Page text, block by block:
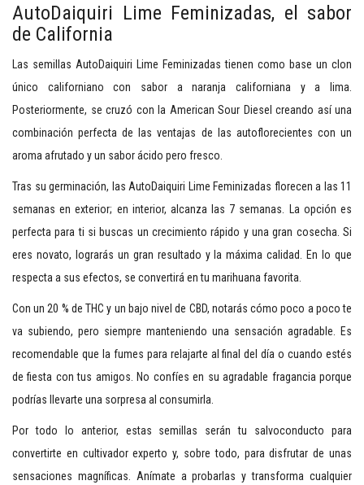
AutoDaiquiri Lime Feminizadas, el sabor
de California
Las semillas AutoDaiquiri Lime Feminizadas tienen como base un clon
único californiano con sabor a naranja californiana y a lima.
Posteriormente, se cruzó con la American Sour Diesel creando así una
combinación perfecta de las ventajas de las autoflorecientes con un
aroma afrutado y un sabor ácido pero fresco.
Tras su germinación, las AutoDaiquiri Lime Feminizadas florecen a las 11
semanas en exterior; en interior, alcanza las 7 semanas. La opción es
perfecta para ti si buscas un crecimiento rápido y una gran cosecha. Si
eres novato, lograrás un gran resultado y la máxima calidad. En lo que
respecta a sus efectos, se convertirá en tu marihuana favorita.
Con un 20 % de THC y un bajo nivel de CBD, notarás cómo poco a poco te
va subiendo, pero siempre manteniendo una sensación agradable. Es
recomendable que la fumes para relajarte al final del día o cuando estés
de fiesta con tus amigos. No confíes en su agradable fragancia porque
podrías llevarte una sorpresa al consumirla.
Por todo lo anterior, estas semillas serán tu salvoconducto para
convertirte en cultivador experto y, sobre todo, para disfrutar de unas
sensaciones magníficas. Anímate a probarlas y transforma cualquier